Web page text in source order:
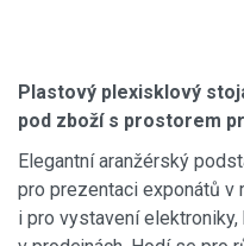
Plastový plexisklový
pod zboží s prostorem
Elegantní aranžérský
pro prezentaci exponátů v
i pro vystavení